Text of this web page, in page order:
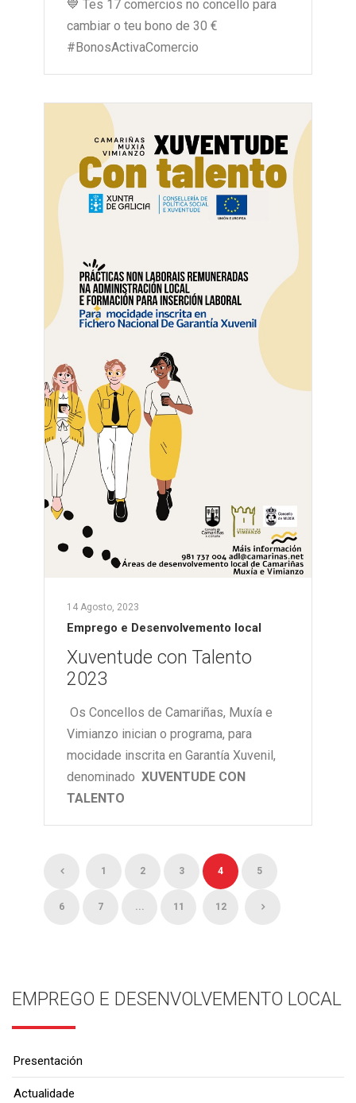
💙 Tes 17 comercios no concello para
cambiar o teu bono de 30 €
#BonosActivaComercio
14 Agosto, 2023
Emprego e Desenvolvemento local
Xuventude con Talento
2023
Os Concellos de Camariñas, Muxía e
Vimianzo inician o programa, para
mocidade inscrita en Garantía Xuvenil,
denominado XUVENTUDE CON
TALENTO
1 2 3 4 5
6 7 ... 11 12
EMPREGO E DESENVOLVEMENTO LOCAL
Presentación
Actualidade